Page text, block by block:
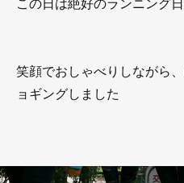
笑顔でおしゃべりしながら
ョギングしました